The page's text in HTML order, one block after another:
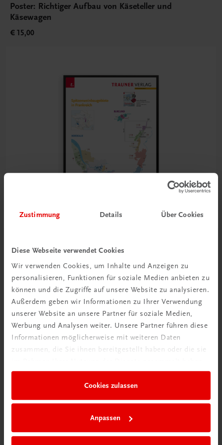
Zustimmung Details Über Cookies
Diese Webseite verwendet Cookies
Wir verwenden Cookies, um Inhalte und Anzeigen zu
personalisieren, Funktionen für soziale Medien anbieten zu
können und die Zugriffe auf unsere Website zu analysieren.
Außerdem geben wir Informationen zu Ihrer Verwendung
unserer Website an unsere Partner für soziale Medien,
Werbung und Analysen weiter. Unsere Partner führen diese
Informationen möglicherweise mit weiteren Daten
zusammen, die Sie ihnen bereitgestellt haben oder die sie
Cookies zulassen
Anpassen
Poster: Richtiger Aufbau von Käseteller und
Käsewagen
€ 15,00
Poster: Spitzenweinbaugebiete in Frankreich.
Bordeaux, Burgund
€ 15,00